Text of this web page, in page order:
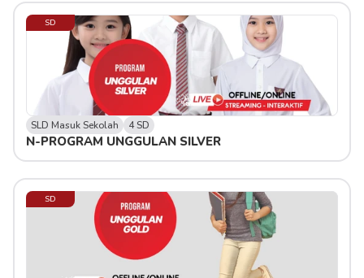
SD
SLD Masuk Sekolah 4 SD
N-PROGRAM UNGGULAN SILVER
SD